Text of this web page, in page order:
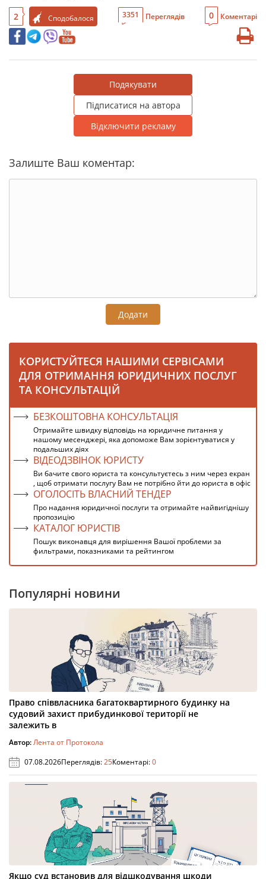
2 Сподобалося 3351 Переглядів 0 Коментарі
Подякувати
Підписатися на автора
Відключити рекламу
Залиште Ваш коментар:
Додати
КОРИСТУЙТЕСЯ НАШИМИ СЕРВІСАМИ
ДЛЯ ОТРИМАННЯ ЮРИДИЧНИХ ПОСЛУГ
ТА КОНСУЛЬТАЦІЙ
БЕЗКОШТОВНА КОНСУЛЬТАЦІЯ
Отримайте швидку відповідь на юридичне питання у
нашому месенджері, яка допоможе Вам зорієнтуватися у
подальших діях
ВІДЕОДЗВІНОК ЮРИСТУ
Ви бачите свого юриста та консультуєтесь з ним через екран
, щоб отримати послугу Вам не потрібно йти до юриста в офіс
ОГОЛОСІТЬ ВЛАСНИЙ ТЕНДЕР
Про надання юридичної послуги та отримайте найвигіднішу
пропозицію
КАТАЛОГ ЮРИСТІВ
Пошук виконавця для вирішення Вашої проблеми за
фильтрами, показниками та рейтингом
Популярні новини
Право співвласника багатоквартирного будинку на
судовий захист прибудинкової території не
залежить в
Автор:Лента от Протокола
07.08.2026Переглядів:25Коментарі:0
Якщо суд встановив для відшкодування шкоди